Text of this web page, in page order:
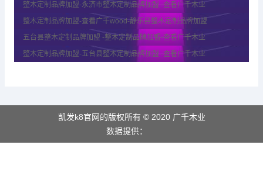
整木定制品牌加盟-永济市整木定制品牌加盟 -查看广千木业
整木定制品牌加盟-查看广千wood-静乐县整木定制品牌加盟
五台县整木定制品牌加盟 -整木定制品牌加盟-查看广千木业
整木定制品牌加盟-五台县整木定制品牌加盟 -查看广千木业
凯发k8官网的版权所有 © 2020 广千木业
数据提供：